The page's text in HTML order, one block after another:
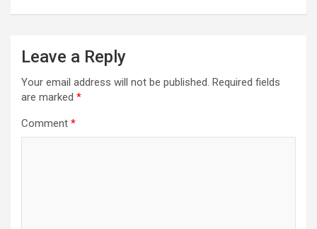
Leave a Reply
Your email address will not be published. Required fields
are marked *
Comment *